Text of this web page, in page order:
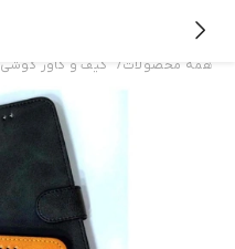
همه محصولات/ کیف و کاور گوشی